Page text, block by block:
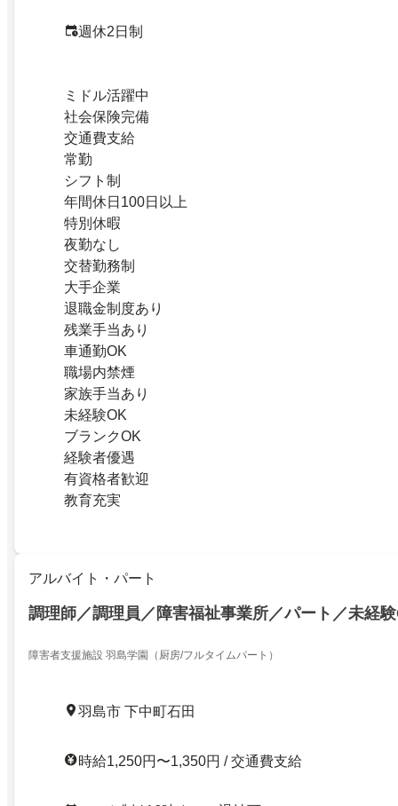
週休2日制
ミドル活躍中
社会保険完備
交通費支給
常勤
シフト制
年間休日100日以上
特別休暇
夜勤なし
交替勤務制
大手企業
退職金制度あり
残業手当あり
車通勤OK
職場内禁煙
家族手当あり
未経験OK
ブランクOK
経験者優遇
有資格者歓迎
教育充実
アルバイト・パート
調理師／調理員／障害福祉事業所／パート／未経
障害者支援施設 羽島学園（厨房/フルタイムパート）
羽島市 下中町石田
時給1,250円〜1,350円 / 交通費支給